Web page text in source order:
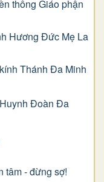
thông Giáo phận
Hương Đức Mẹ La
Thánh Đa Minh
Đoàn Đa
tâm - đừng sợ!